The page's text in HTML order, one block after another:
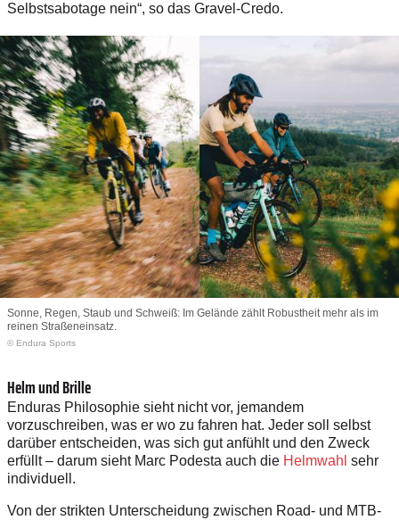
Selbstsabotage nein“, so das Gravel-Credo.
Sonne, Regen, Staub und Schweiß: Im Gelände zählt Robustheit mehr als im
reinen Straßen­einsatz.
© Endura Sports
Helm und Brille
Enduras Philosophie sieht nicht vor, jemandem
vorzuschreiben, was er wo zu fahren hat. Jeder soll selbst
darüber entscheiden, was sich gut anfühlt und den Zweck
erfüllt – darum sieht Marc Podesta auch die Helmwahl sehr
individuell.
Von der strikten Unterscheidung zwischen Road- und MTB-